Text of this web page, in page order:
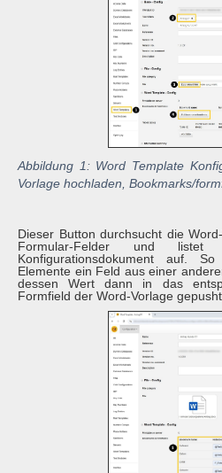
Abbildung 1: Word Template
Vorlage hochladen, Bookmarks/
Dieser Button durchsucht die
Formular-Felder und
Konfigurationsdokument auf.
Elemente ein Feld aus einer
dessen Wert dann in das
Formfield der Word-Vorlage